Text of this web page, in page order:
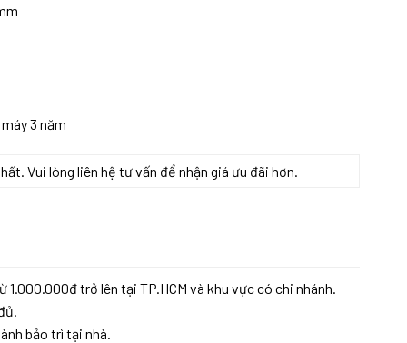
3 năm
Vui lòng liên hệ tư vấn để nhận giá ưu đãi hơn.
trở lên tại TP.HCM và khu vực có chi nhánh.
bảo trì tại nhà.